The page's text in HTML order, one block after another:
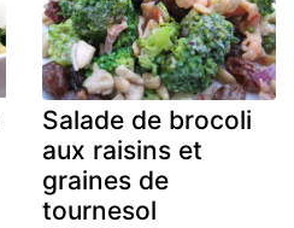
Salade de brocoli
aux raisins et
graines de
tournesol